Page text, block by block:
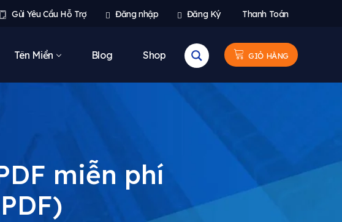
Gửi Yêu Cầu Hỗ Trợ Đăng nhập Đăng Ký Thanh Toán
Tên Miền Blog Shop GIỎ HÀNG
miễn phí